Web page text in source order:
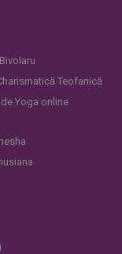
Teofanică
Yoga online